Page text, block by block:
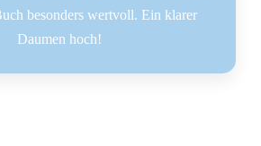
besonders wertvoll. Ein klarer
Daumen hoch!